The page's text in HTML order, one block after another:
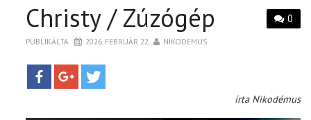
0
Christy / Zúzógép
PUBLIKÁLTA 2026. FEBRUÁR 22. NIKODEMUS
írta Nikodémus